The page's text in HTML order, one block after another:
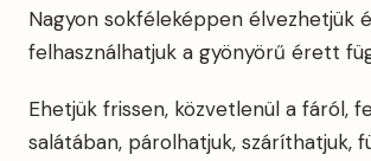
Nagyon sokféleképpen élvezhetjük
felhasználhatjuk a gyönyörű érett
Ehetjük frissen, közvetlenül a fáról,
salátában, párolhatjuk, száríthatjuk,